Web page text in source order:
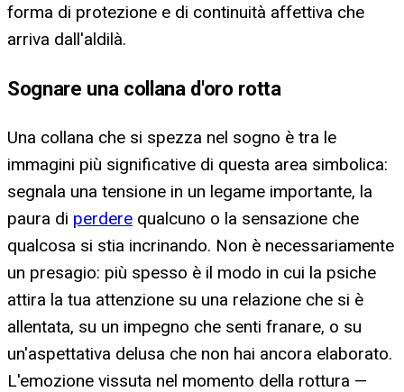
forma di protezione e di continuità affettiva che
arriva dall'aldilà.
Sognare una collana d'oro rotta
Una collana che si spezza nel sogno è tra le
immagini più significative di questa area simbolica:
segnala una tensione in un legame importante, la
paura di perdere qualcuno o la sensazione che
qualcosa si stia incrinando. Non è necessariamente
un presagio: più spesso è il modo in cui la psiche
attira la tua attenzione su una relazione che si è
allentata, su un impegno che senti franare, o su
un'aspettativa delusa che non hai ancora elaborato.
L'emozione vissuta nel momento della rottura —